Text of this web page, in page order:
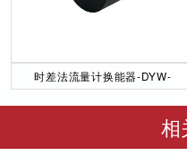
时差法流量计换能器-DYW-
相